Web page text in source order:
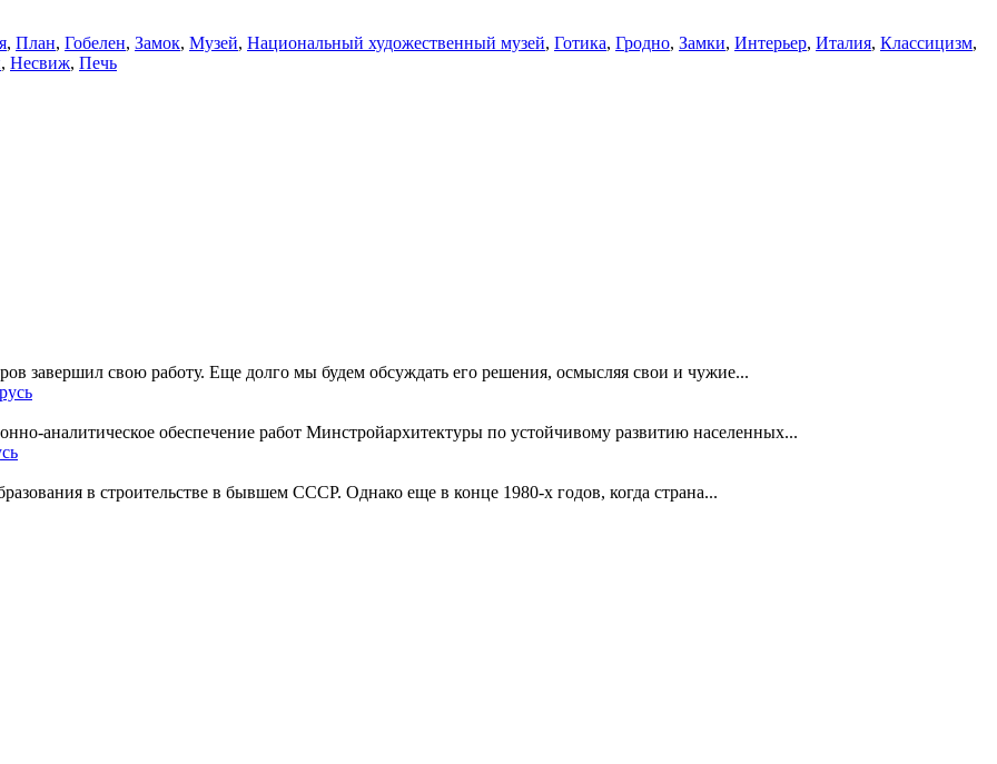
, План, Гобелен, Замок, Музей, Национальный художественный музей, Готика, Гродно, Замки, Интерьер, Италия, Классицизм,
, Несвиж, Печь
завершил свою работу. Еще долго мы будем обсуждать его решения, осмысляя свои и чужие...
аналитическое обеспечение работ Минстройархитектуры по устойчивому развитию населенных...
в строительстве в бывшем СССР. Однако еще в конце 1980-х годов, когда страна...